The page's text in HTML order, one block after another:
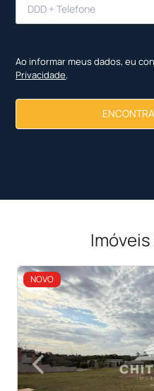
Ao informar meus dados, eu
Privacidade.
NOVO
<<<<
‹Previous